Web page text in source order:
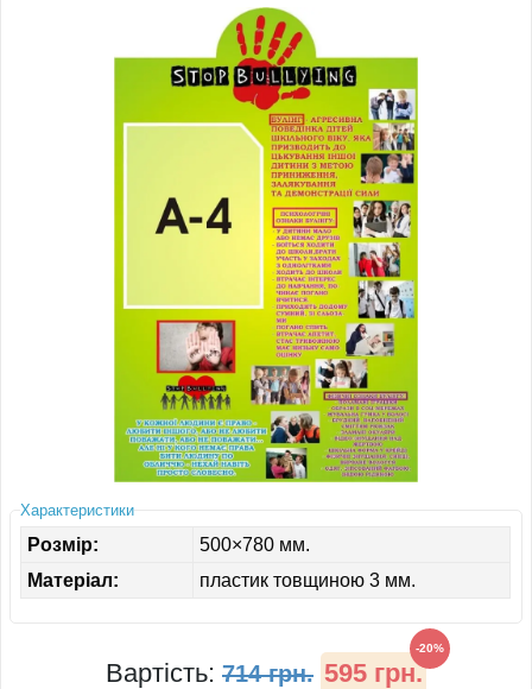
СТЕНДИ ДЛЯ КАБІНЕТІВ
СТЕНДИ ДЛЯ ШКОЛИ
Характеристики
Розмір:
500×780 мм.
Матеріал:
пластик товщиною 3 мм.
Вартість: 714 грн. 595 грн.
-20%